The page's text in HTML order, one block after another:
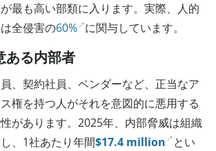
最も高い部類に入ります。実際、人的
全侵害の60% に関与しています。
ある内部者
、契約社員、ベンダーなど、正当なア
権を持つ人がそれを意図的に悪用する
があります。2025年、内部脅威は組織
、1社あたり年間$17.4 million
とい